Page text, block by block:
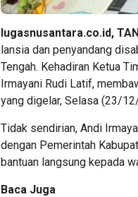
lugasnusantara.co.id,
lansia dan penyandang
Tengah. Kehadiran Ketua
Irmayani Rudi Latif,
yang digelar, Selasa (23/
Tidak sendirian, Andi
dengan Pemerintah
bantuan langsung kepada
Baca Juga